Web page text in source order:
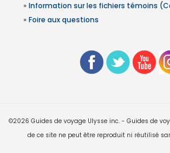
» Information sur les fichiers témoins
» Foire aux questions
©2026 Guides de voyage Ulysse inc. - Guides de
de ce site ne peut être reproduit ni réutilisé